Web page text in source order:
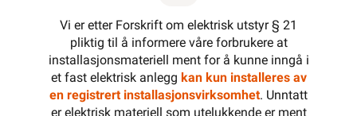
Vi er etter Forskrift om elektrisk utstyr § 21
pliktig til å informere våre forbrukere at
installasjonsmateriell ment for å kunne inngå i
et fast elektrisk anlegg kan kun installeres av
en registrert installasjonsvirksomhet. Unntatt
er elektrisk materiell som utelukkende er ment